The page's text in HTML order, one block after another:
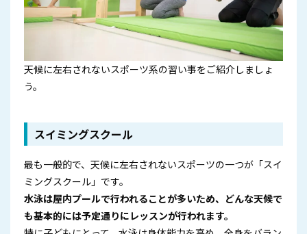
天候に左右されないスポーツ系の習い事をご紹介しましょ
う。
スイミングスクール
最も一般的で、天候に左右されないスポーツの一つが「スイ
ミングスクール」です。
水泳は屋内プールで行われることが多いため、どんな天候で
も基本的には予定通りにレッスンが行われます。